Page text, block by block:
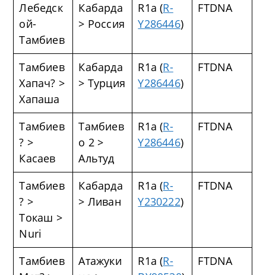
Лебедск
ой-
Тамбиев
Кабарда
> Россия
R1a (R-
Y286446)
FTDNA
Тамбиев
Хапач? >
Хапаша
Кабарда
> Турция
R1a (R-
Y286446)
FTDNA
Тамбиев
? >
Касаев
Тамбиев
о 2 >
Альтуд
R1a (R-
Y286446)
FTDNA
Тамбиев
? >
Токаш >
Nuri
Кабарда
> Ливан
R1a (R-
Y230222)
FTDNA
Тамбиев
Атажуки
R1a (R-
FTDNA